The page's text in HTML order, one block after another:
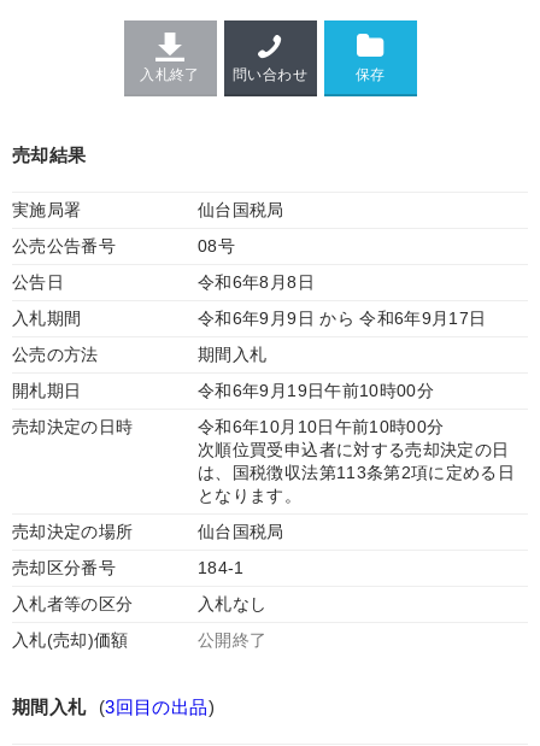
入札終了 問い合わせ
売却結果
実施局署
仙台国税局
公売公告番号
08号
公告日
令和6年8月8日
入札期間
令和6年9月9日 から 令和6年9月17日
公売の方法
期間入札
開札期日
令和6年9月19日午前10時00分
売却決定の日時
令和6年10月10日午前10時00分
次順位買受申込者に対する売却決定の日
は、国税徴収法第113条第2項に定める日
となります。
売却決定の場所
仙台国税局
売却区分番号
184-1
入札者等の区分
入札なし
入札(売却)価額
公開終了
期間入札 (3回目の出品)